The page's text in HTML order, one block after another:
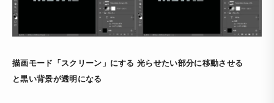
描画モード「スクリーン」にする
と黒い背景が透明になる
光らせたい部分に移動させる